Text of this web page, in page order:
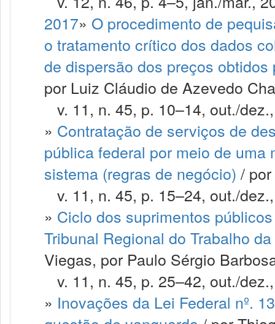
2017» O procedimento de
o tratamento crítico dos dados
de dispersão dos preços
por Luiz Cláudio de Azevedo
v. 11, n. 45, p. 10–14, out./
» Contratação de serviços de
pública federal por meio de
sistema (regras de negócio) /
v. 11, n. 45, p. 15–24, out./
» Ciclo dos suprimentos
Tribunal Regional do Trabalho
Viegas, por Paulo Sérgio
v. 11, n. 45, p. 25–42, out./
» Inovações da Lei Federal nº.